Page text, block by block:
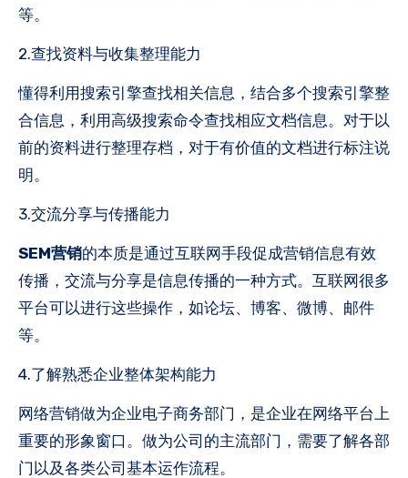
等。
2.查找资料与收集整理能力
懂得利用搜索引擎查找相关信息，结合多个搜索引擎整
合信息，利用高级搜索命令查找相应文档信息。对于以
前的资料进行整理存档，对于有价值的文档进行标注说
明。
3.交流分享与传播能力
SEM营销的本质是通过互联网手段促成营销信息有效
传播，交流与分享是信息传播的一种方式。互联网很多
平台可以进行这些操作，如论坛、博客、微博、邮件
等。
4.了解熟悉企业整体架构能力
网络营销做为企业电子商务部门，是企业在网络平台上
重要的形象窗口。做为公司的主流部门，需要了解各部
门以及各类公司基本运作流程。